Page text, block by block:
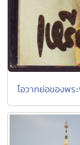
โอวาทย่อของพ